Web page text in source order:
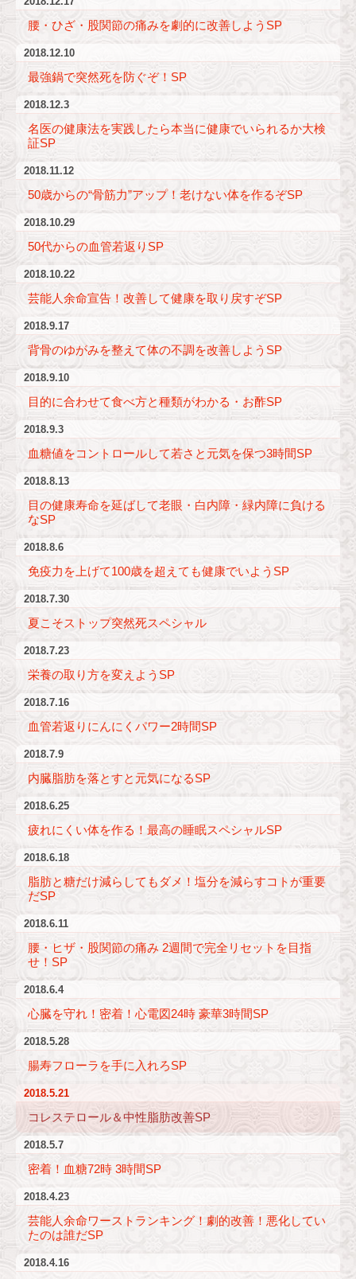
腰・ひざ・股関節の痛みを劇的に改善しようSP
2018.12.10
最強鍋で突然死を防ぐぞ！SP
2018.12.3
名医の健康法を実践したら本当に健康でいられるか大検
証SP
2018.11.12
50歳からの“骨筋力”アップ！老けない体を作るぞSP
2018.10.29
50代からの血管若返りSP
2018.10.22
芸能人余命宣告！改善して健康を取り戻すぞSP
2018.9.17
背骨のゆがみを整えて体の不調を改善しようSP
2018.9.10
目的に合わせて食べ方と種類がわかる・お酢SP
2018.9.3
血糖値をコントロールして若さと元気を保つ3時間SP
2018.8.13
目の健康寿命を延ばして老眼・白内障・緑内障に負ける
なSP
2018.8.6
免疫力を上げて100歳を超えても健康でいようSP
2018.7.30
夏こそストップ突然死スペシャル
2018.7.23
栄養の取り方を変えようSP
2018.7.16
血管若返りにんにくパワー2時間SP
2018.7.9
内臓脂肪を落とすと元気になるSP
2018.6.25
疲れにくい体を作る！最高の睡眠スペシャルSP
2018.6.18
脂肪と糖だけ減らしてもダメ！塩分を減らすコトが重要
だSP
2018.6.11
腰・ヒザ・股関節の痛み 2週間で完全リセットを目指
せ！SP
2018.6.4
心臓を守れ！密着！心電図24時 豪華3時間SP
2018.5.28
腸寿フローラを手に入れろSP
2018.5.21
コレステロール＆中性脂肪改善SP
2018.5.7
密着！血糖72時 3時間SP
2018.4.23
芸能人余命ワーストランキング！劇的改善！悪化してい
たのは誰だSP
2018.4.16